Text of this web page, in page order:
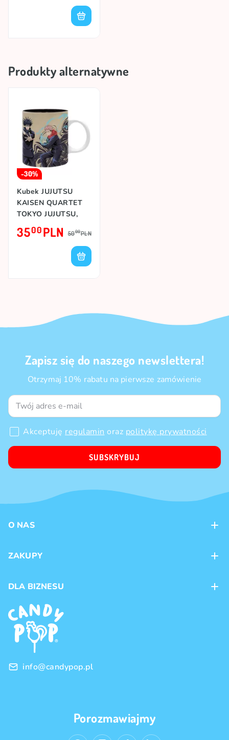
Produkty alternatywne
-30%
Kubek JUJUTSU
KAISEN QUARTET
TOKYO JUJUTSU,
320ml
3500PLN 5000PLN
Zapisz się do naszego newslettera!
Otrzymaj 10% rabatu na pierwsze zamówienie
Akceptuję regulamin oraz politykę prywatności
SUBSKRYBUJ
O NAS
Sklepy
ZAKUPY
Dostawa
Regulamin
Polityka prywatności
DLA BIZNESU
Franczyza
Handel hurtowy
info@candypop.pl
Porozmawiajmy